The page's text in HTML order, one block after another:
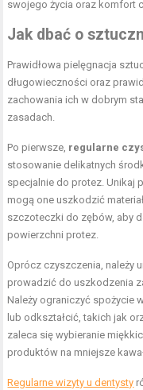
swojego życia oraz komfort
Jak dbać o
Prawidłowa pielęgnacja
długowieczności oraz
zachowania ich w dobrym
zasadach.
Po pierwsze, regularne
stosowanie delikatnych
specjalnie do protez. Unikaj
mogą one uszkodzić
szczoteczki do zębów, aby
powierzchni protez.
Oprócz czyszczenia, należy
prowadzić do uszkodzenia
Należy ograniczyć spożycie
lub odkształcić, takich jak
zaleca się wybieranie
produktów na mniejsze
Regularne wizyty u dentysty